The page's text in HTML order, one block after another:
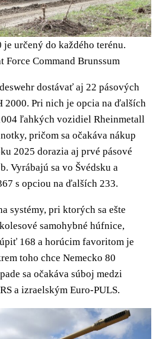
je určený do každého terénu.
Command Brunssum
dostávať aj 22 pásových
2000. Pri nich je opcia na ďalších
ľahkých vozidiel Rheinmetall
pričom sa očakáva nákup
2025 dorazia aj prvé pásové
Vyrábajú sa vo Švédsku a
s opciou na ďalších 233.
systémy, pri ktorých sa ešte
samohybné húfnice,
168 a horúcim favoritom je
toho chce Nemecko 80
sa očakáva súboj medzi
a izraelským Euro-PULS.